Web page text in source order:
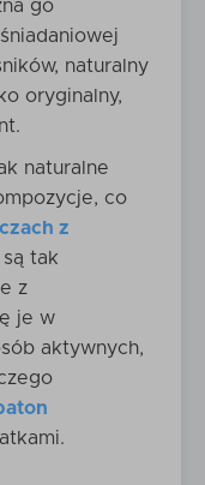
go
naturalny
oryginalny,
naturalne
co
z
tak
z
je w
aktywnych,